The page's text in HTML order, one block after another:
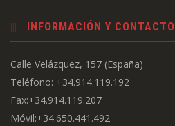
INFORMACIÓN Y CONTACTO
Calle Velázquez, 157 (España)
Teléfono: +34.914.119.192
Fax:+34.914.119.207
Móvil:+34.650.441.492